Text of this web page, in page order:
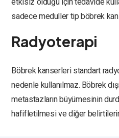
sadece meduller tip böbrek
Radyoterapi
Böbrek kanserleri standart
nedenle kullanılmaz. Böbrek
metastazların büyümesinin
hafifletilmesi ve diğer